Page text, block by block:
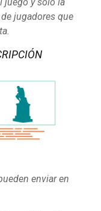
juego y solo la
jugadores que
enviar en